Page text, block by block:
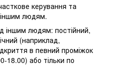
керування та
людям.
іншим людям: постійний,
(наприклад,
в певний проміжок
18.00) або тільки по